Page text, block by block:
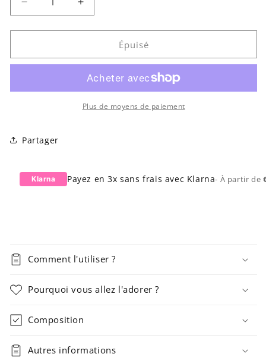
Réduire
la
quantité
imPRESS
Manicure
Augmenter
la
quantité
imPRESS
on
Manicure
-
Épuisé
Plus de moyens de paiement
Partager
Klarna Payez en 3x sans frais avec Klarna- À partir de
Comment l'utiliser ?
Pourquoi vous allez l'adorer ?
Composition
Autres informations